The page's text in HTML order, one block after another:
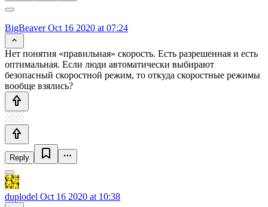
BigBeaverOct 16 2020 at 07:24
Нет понятия «правильная» скорость. Есть разрешенная и есть
оптимальная. Если люди автоматически выбирают
безопасный скоростной режим, то откуда скоростные режимы
вообще взялись?
Reply
duplodel Oct 16 2020 at 10:38